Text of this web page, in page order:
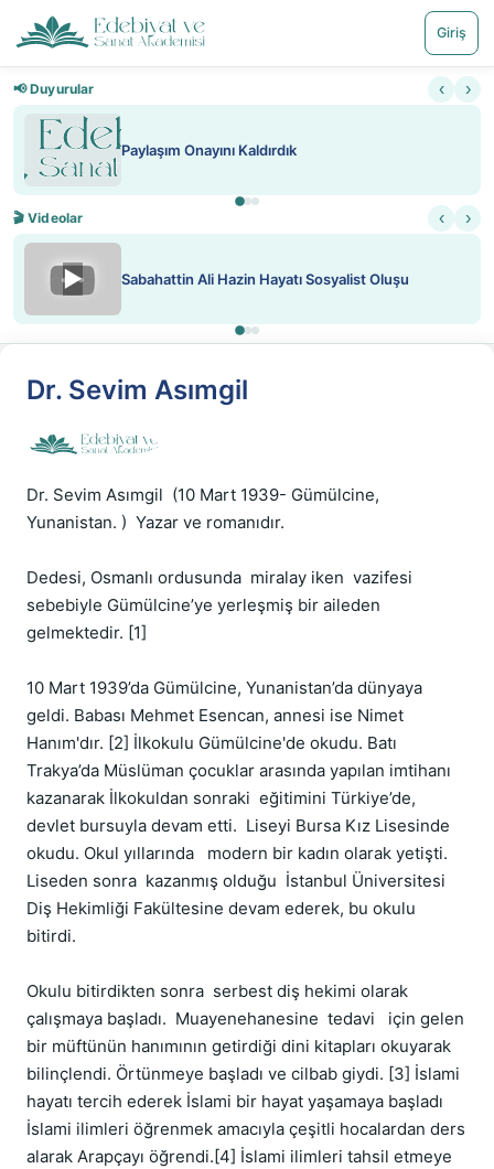
Giriş
📢 Duyurular ‹ ›
Paylaşım Onayını Kaldırdık
🎬 Videolar ‹ ›
▶ Sabahattin Ali Hazin Hayatı Sosyalist Oluşu
Dr. Sevim Asımgil
Dr. Sevim Asımgil  (10 Mart 1939- Gümülcine,
Yunanistan. )  Yazar ve romanıdır.
Dedesi, Osmanlı ordusunda  miralay iken  vazifesi
sebebiyle Gümülcine’ye yerleşmiş bir aileden
gelmektedir. [1]
10 Mart 1939’da Gümülcine, Yunanistan’da dünyaya
geldi. Babası Mehmet Esencan, annesi ise Nimet
Hanım'dır. [2] İlkokulu Gümülcine'de okudu. Batı
Trakya’da Müslüman çocuklar arasında yapılan imtihanı
kazanarak İlkokuldan sonraki  eğitimini Türkiye’de,
devlet bursuyla devam etti.  Liseyi Bursa Kız Lisesinde
okudu. Okul yıllarında   modern bir kadın olarak yetişti.
Liseden sonra  kazanmış olduğu  İstanbul Üniversitesi
Diş Hekimliği Fakültesine devam ederek, bu okulu
bitirdi.
Okulu bitirdikten sonra  serbest diş hekimi olarak
çalışmaya başladı.  Muayenehanesine  tedavi   için gelen
bir müftünün hanımının getirdiği dini kitapları okuyarak
bilinçlendi. Örtünmeye başladı ve cilbab giydi. [3] İslami
hayatı tercih ederek İslami bir hayat yaşamaya başladı
İslami ilimleri öğrenmek amacıyla çeşitli hocalardan ders
alarak Arapçayı öğrendi.[4] İslami ilimleri tahsil etmeye